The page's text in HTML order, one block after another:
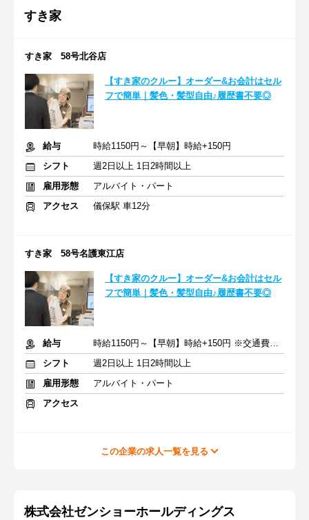
すき家
すき家 58号北谷店
【すき家のクルー】オーダー&お会計はセル
フで簡単｜髪色・髪型自由♪履歴書不要◎
給与
時給1150円～【早朝】時給+150円
シフト
週2日以上 1日2時間以上
雇用形態
アルバイト・パート
アクセス
儀保駅 車12分
すき家 58号名護東江店
【すき家のクルー】オーダー&お会計はセル
フで簡単｜髪色・髪型自由♪履歴書不要◎
給与
時給1150円～【早朝】時給+150円 ※交通費支給
シフト
週2日以上 1日2時間以上
雇用形態
アルバイト・パート
アクセス
この企業の求人一覧を見る
株式会社ゼンショーホールディングス